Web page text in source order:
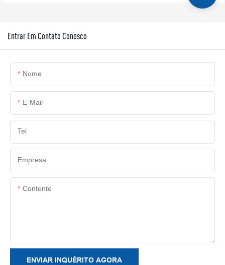
Entrar Em Contato Conosco
Nome
E-Mail
Tel
Empresa
Contente
ENVIAR INQUÉRITO AGORA